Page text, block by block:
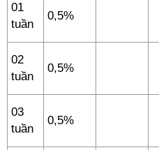
01
tuần
0,5%
02
tuần
0,5%
03
tuần
0,5%